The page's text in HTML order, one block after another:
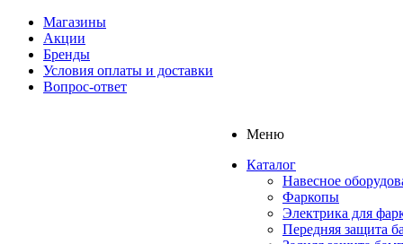
Магазины
Акции
Бренды
Условия оплаты и доставки
Вопрос-ответ
Меню
Каталог
Навесное
Фаркопы
Электрика для
Передняя защита